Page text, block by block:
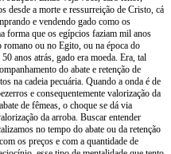
desde a morte e ressurreição de Cristo, cá
e vendendo gado como os
forma que os egípcios faziam mil anos
ou no Egito, ou na época do
anos atrás, gado era moeda. Era, tal
do abate e retenção de
na cadeia pecuária. Quando a onda é de
e consequentemente valorização da
de fêmeas, o choque se dá via
da arroba. Buscar entender
no tempo do abate ou da retenção
os preços e com a quantidade de